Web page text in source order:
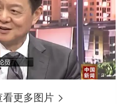
更多图片